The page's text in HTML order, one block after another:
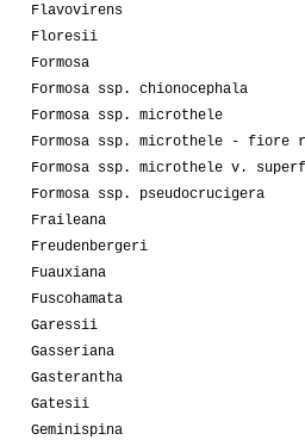
Flavovirens
Floresii
Formosa
Formosa ssp. chionocephala
Formosa ssp. microthele
Formosa ssp. microthele - fiore
Formosa ssp. microthele v.
Formosa ssp. pseudocrucigera
Fraileana
Freudenbergeri
Fuauxiana
Fuscohamata
Garessii
Gasseriana
Gasterantha
Gatesii
Geminispina